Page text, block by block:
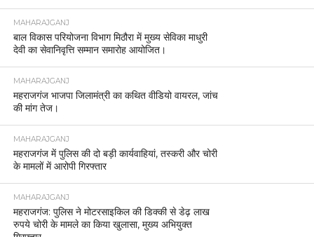
MAHARAJGANJ
बाल विकास परियोजना विभाग मिठौरा में मुख्य सेविका माधुरी
देवी का सेवानिवृत्ति सम्मान समारोह आयोजित।
MAHARAJGANJ
महराजगंज भाजपा जिलामंत्री का कथित वीडियो वायरल, जांच
की मांग तेज।
MAHARAJGANJ
महराजगंज में पुलिस की दो बड़ी कार्यवाहियां, तस्करी और चोरी
के मामलों में आरोपी गिरफ्तार
MAHARAJGANJ
महराजगंज: पुलिस ने मोटरसाइकिल की डिक्की से डेढ़ लाख
रुपये चोरी के मामले का किया खुलासा, मुख्य अभियुक्त